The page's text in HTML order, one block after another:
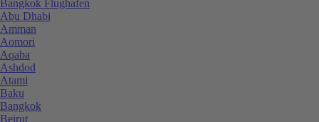
Bangkok Flughafen
Abu Dhabi
Amman
Aomori
Aqaba
Ashdod
Atami
Baku
Bangkok
Beirut